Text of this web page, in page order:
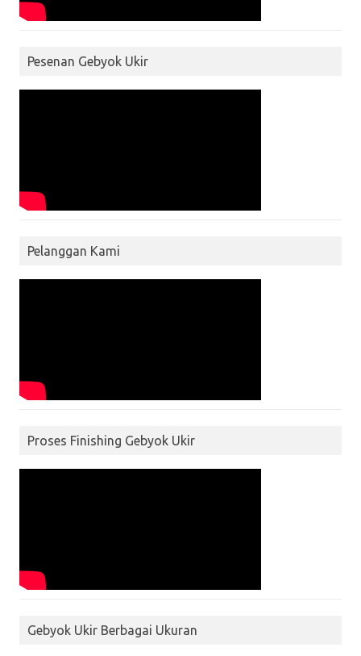
Pesenan Gebyok Ukir
Pelanggan Kami
Proses Finishing Gebyok Ukir
Gebyok Ukir Berbagai Ukuran